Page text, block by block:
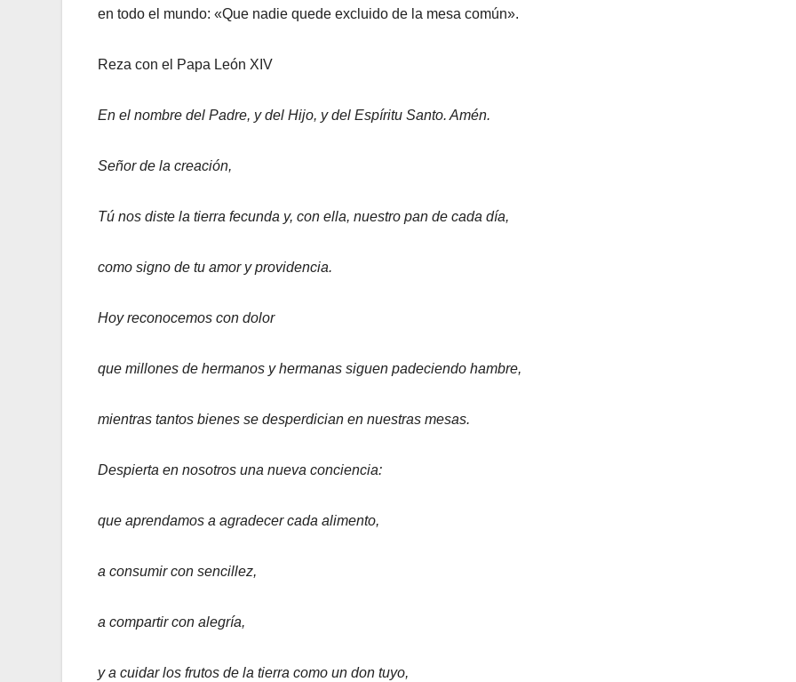
en todo el mundo: «Que nadie quede excluido de la mesa común».
Reza con el Papa León XIV
En el nombre del Padre, y del Hijo, y del Espíritu Santo. Amén.
Señor de la creación,
Tú nos diste la tierra fecunda y, con ella, nuestro pan de cada día,
como signo de tu amor y providencia.
Hoy reconocemos con dolor
que millones de hermanos y hermanas siguen padeciendo hambre,
mientras tantos bienes se desperdician en nuestras mesas.
Despierta en nosotros una nueva conciencia:
que aprendamos a agradecer cada alimento,
a consumir con sencillez,
a compartir con alegría,
y a cuidar los frutos de la tierra como un don tuyo,